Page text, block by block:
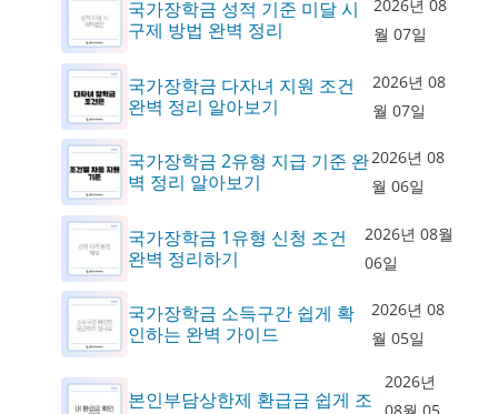
국가장학금 성적 기준 미달 시
구제 방법 완벽 정리
2026년 08
월 07일
국가장학금 다자녀 지원 조건
완벽 정리 알아보기
2026년 08
월 07일
국가장학금 2유형 지급 기준 완
벽 정리 알아보기
2026년 08
월 06일
국가장학금 1유형 신청 조건
완벽 정리하기
2026년 08월
06일
국가장학금 소득구간 쉽게 확
인하는 완벽 가이드
2026년 08
월 05일
본인부담상한제 환급금 쉽게 조
2026년
08월 05